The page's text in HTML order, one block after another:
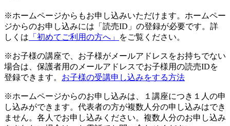
※ホームページからもお申し込みいただけます。ホームペー
ジからのお申し込みには「読売ID」の登録が必要です。詳
しくは 「初めてご利用の方へ」 をご覧ください。
※お子様の講座で、お子様がメールアドレスをお持ちでない
場合は、保護者用のメールアドレスでお子様用の読売IDを
登録できます。 お子様の受講申し込みをする方法
※ホームページからのお申し込みは、１講座につき１人の申
し込みができます。代表者の方が複数人分の申し込みはでき
ません。各人でお申し込みください。複数人分のお申し込み